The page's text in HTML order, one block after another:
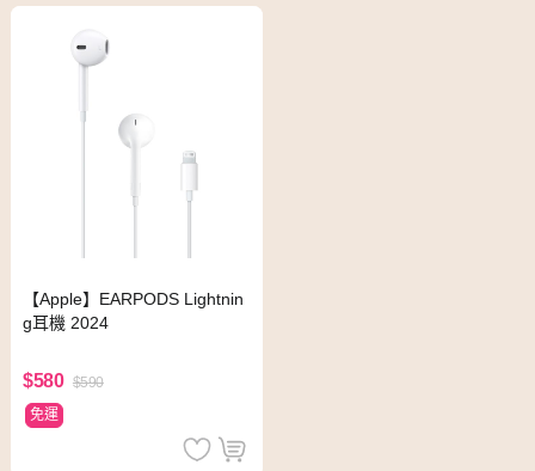
【Apple】EARPODS Lightnin
g耳機 2024
$580 $590
免運